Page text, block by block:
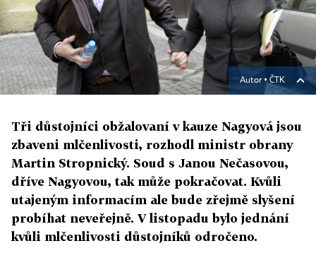
Autor ▪ ČTK
Tři důstojníci obžalovaní v kauze Nagyová jsou
zbaveni mlčenlivosti, rozhodl ministr obrany
Martin Stropnický. Soud s Janou Nečasovou,
dříve Nagyovou, tak může pokračovat. Kvůli
utajeným informacím ale bude zřejmě slyšení
probíhat neveřejně. V listopadu bylo jednání
kvůli mlčenlivosti důstojníků odročeno.